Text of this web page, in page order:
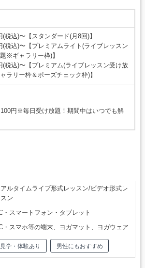
(税込)〜【スタンダード(月8回)】
(税込)〜【プレミアムライト(ライブレッスン
※ギャラリー枠)】
(税込)〜【プレミアム(ライブレッスン受け放
ラリー枠＆ポーズチェック枠)】
円※毎日受け放題！期間中はいつでも解
アルタイムライブ形式レッスン/ビデオ形式レ
ン
・スマートフォン・タブレット
・スマホ等の端末、ヨガマット、ヨガウェア
見学・体験あり 男性にもおすすめ